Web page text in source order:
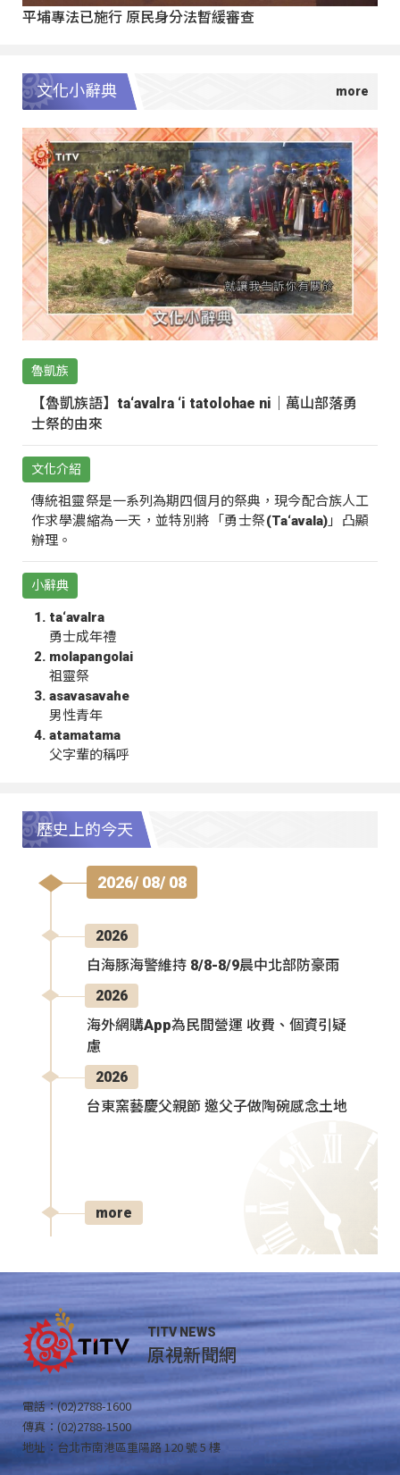
平埔專法已施行 原民身分法暫緩審查
文化小辭典
魯凱族
【魯凱族語】ta‘avalra ‘i tatolohae ni｜萬山部落勇
士祭的由來
文化介紹
傳統祖靈祭是一系列為期四個月的祭典，現今配合族人工
作求學濃縮為一天，並特別將「勇士祭(Ta‘avala)」凸顯
辦理。
小辭典
ta‘avalra
勇士成年禮
molapangolai
祖靈祭
asavasavahe
男性青年
atamatama
父字輩的稱呼
歷史上的今天
2026/ 08/ 08
2026
白海豚海警維持 8/8-8/9晨中北部防豪雨
2026
海外網購App為民間營運 收費、個資引疑
慮
2026
台東窯藝慶父親節 邀父子做陶碗感念土地
more
TITV NEWS
原視新聞網
電話：(02)2788-1600
傳真：(02)2788-1500
地址：台北市南港區重陽路 120 號 5 樓